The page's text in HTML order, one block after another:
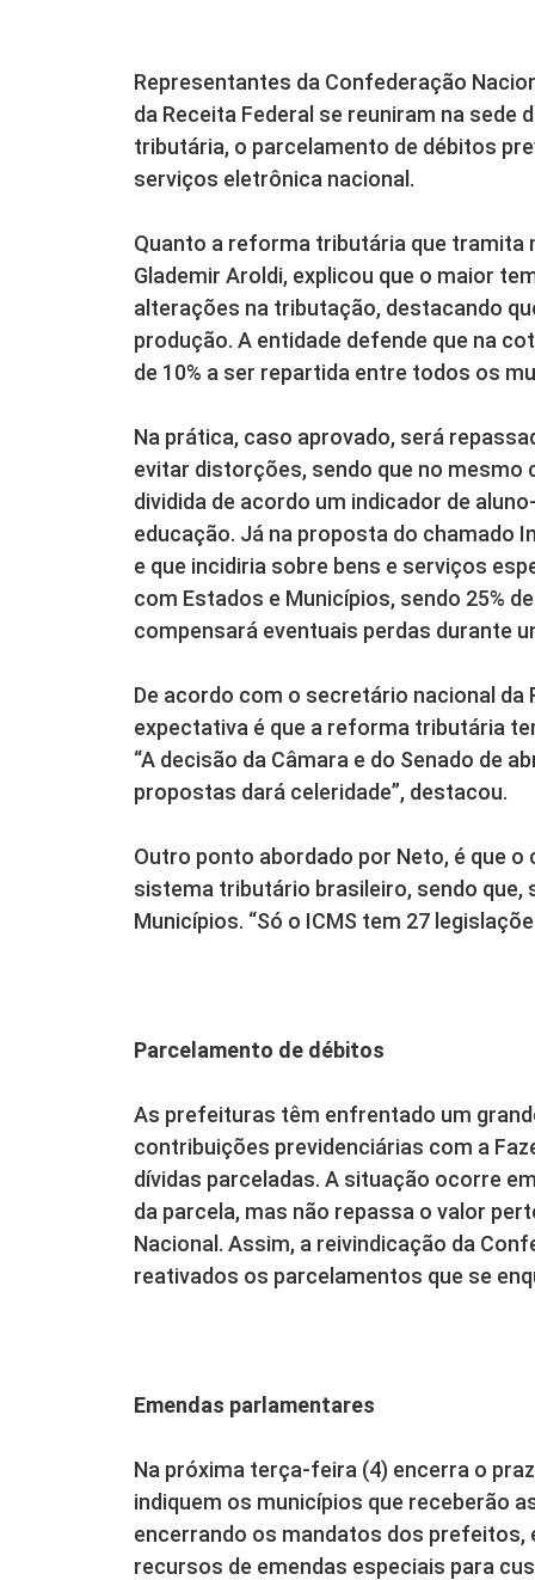
Representantes da Confederação
da Receita Federal se reuniram na sede
tributária, o parcelamento de débitos
serviços eletrônica nacional.
Quanto a reforma tributária que tramita
Glademir Aroldi, explicou que o maior
alterações na tributação, destacando
produção. A entidade defende que na
de 10% a ser repartida entre todos os
Na prática, caso aprovado, será
evitar distorções, sendo que no mesmo
dividida de acordo um indicador de
educação. Já na proposta do chamado
e que incidiria sobre bens e serviços
com Estados e Municípios, sendo 25%
compensará eventuais perdas durante
De acordo com o secretário nacional da
expectativa é que a reforma tributária
“A decisão da Câmara e do Senado de
propostas dará celeridade”, destacou.
Outro ponto abordado por Neto, é que
sistema tributário brasileiro, sendo que,
Municípios. “Só o ICMS tem 27
Parcelamento de débitos
As prefeituras têm enfrentado um
contribuições previdenciárias com a
dívidas parceladas. A situação ocorre
da parcela, mas não repassa o valor
Nacional. Assim, a reivindicação da
reativados os parcelamentos que se
Emendas parlamentares
Na próxima terça-feira (4) encerra o
indiquem os municípios que receberão
encerrando os mandatos dos
recursos de emendas especiais para